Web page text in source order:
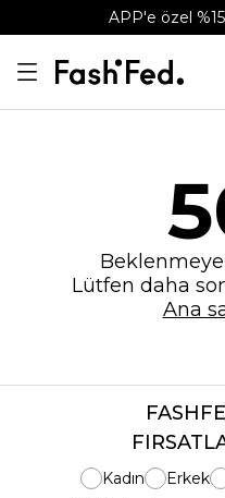
APP'e özel
Lütfen daha
Ana
Kadın Erkek